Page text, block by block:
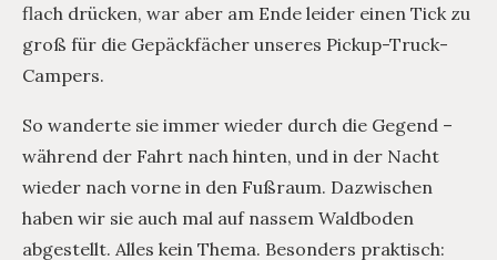
flach drücken, war aber am Ende leider einen Tick zu
groß für die Gepäckfächer unseres Pickup-Truck-
Campers.
So wanderte sie immer wieder durch die Gegend –
während der Fahrt nach hinten, und in der Nacht
wieder nach vorne in den Fußraum. Dazwischen
haben wir sie auch mal auf nassem Waldboden
abgestellt. Alles kein Thema. Besonders praktisch: